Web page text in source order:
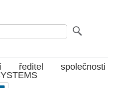
ředitel společnosti